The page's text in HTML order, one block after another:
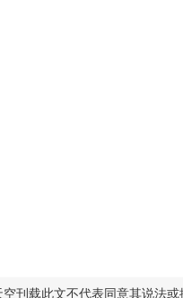
空刊载此文不代表同意其说法